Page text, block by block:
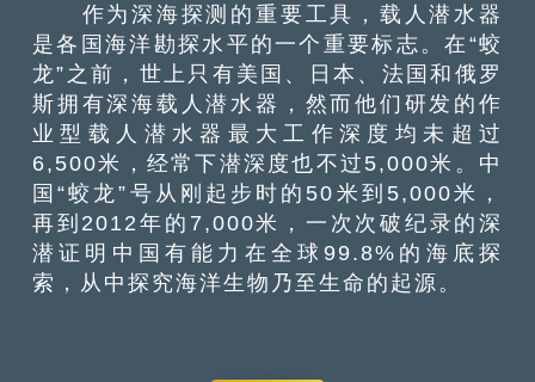
作为深海探测的重要工具，载人潜水器
是各国海洋勘探水平的一个重要标志。在“蛟
龙”之前，世上只有美国、日本、法国和俄罗
斯拥有深海载人潜水器，然而他们研发的作
业型载人潜水器最大工作深度均未超过
6,500米，经常下潜深度也不过5,000米。中
国“蛟龙”号从刚起步时的50米到5,000米，
再到2012年的7,000米，一次次破纪录的深
潜证明中国有能力在全球99.8%的海底探
索，从中探究海洋生物乃至生命的起源。